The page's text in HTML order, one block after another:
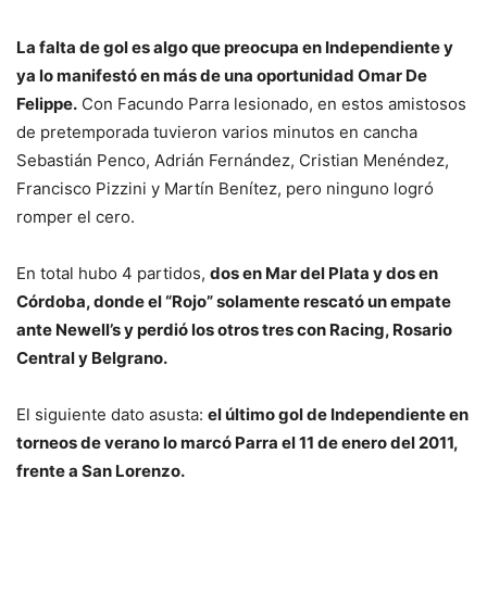
La falta de gol es algo que preocupa en Independiente y
ya lo manifestó en más de una oportunidad Omar De
Felippe. Con Facundo Parra lesionado, en estos amistosos
de pretemporada tuvieron varios minutos en cancha
Sebastián Penco, Adrián Fernández, Cristian Menéndez,
Francisco Pizzini y Martín Benítez, pero ninguno logró
romper el cero.
En total hubo 4 partidos, dos en Mar del Plata y dos en
Córdoba, donde el “Rojo” solamente rescató un empate
ante Newell’s y perdió los otros tres con Racing, Rosario
Central y Belgrano.
El siguiente dato asusta: el último gol de Independiente en
torneos de verano lo marcó Parra el 11 de enero del 2011,
frente a San Lorenzo.